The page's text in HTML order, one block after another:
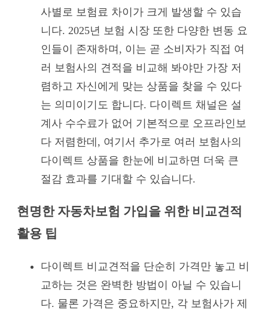
사별로 보험료 차이가 크게 발생할 수 있습
니다. 2025년 보험 시장 또한 다양한 변동 요
인들이 존재하며, 이는 곧 소비자가 직접 여
러 보험사의 견적을 비교해 봐야만 가장 저
렴하고 자신에게 맞는 상품을 찾을 수 있다
는 의미이기도 합니다. 다이렉트 채널은 설
계사 수수료가 없어 기본적으로 오프라인보
다 저렴한데, 여기서 추가로 여러 보험사의
다이렉트 상품을 한눈에 비교하면 더욱 큰
절감 효과를 기대할 수 있습니다.
현명한 자동차보험 가입을 위한 비교견적
활용 팁
다이렉트 비교견적을 단순히 가격만 놓고 비
교하는 것은 완벽한 방법이 아닐 수 있습니
다. 물론 가격은 중요하지만, 각 보험사가 제